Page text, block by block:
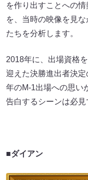
を作り出すことへの
を、当時の映像を見
たちを分析します。
2018年に、出場資格
迎えた決勝進出者決
年のM-1出場への思い
告白するシーンは必見
■ダイアン